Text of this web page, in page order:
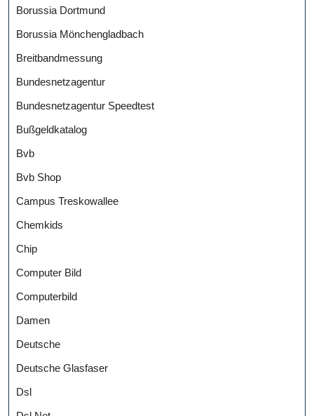
Borussia Dortmund
Borussia Mönchengladbach
Breitbandmessung
Bundesnetzagentur
Bundesnetzagentur Speedtest
Bußgeldkatalog
Bvb
Bvb Shop
Campus Treskowallee
Chemkids
Chip
Computer Bild
Computerbild
Damen
Deutsche
Deutsche Glasfaser
Dsl